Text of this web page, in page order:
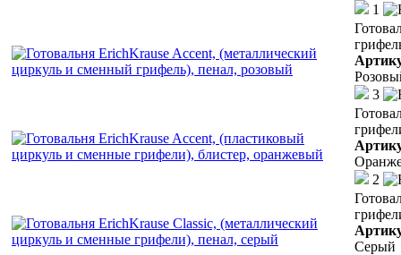
1
3
2
Серый